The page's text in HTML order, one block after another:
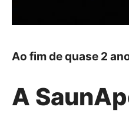
Ao fim de quase 2
A